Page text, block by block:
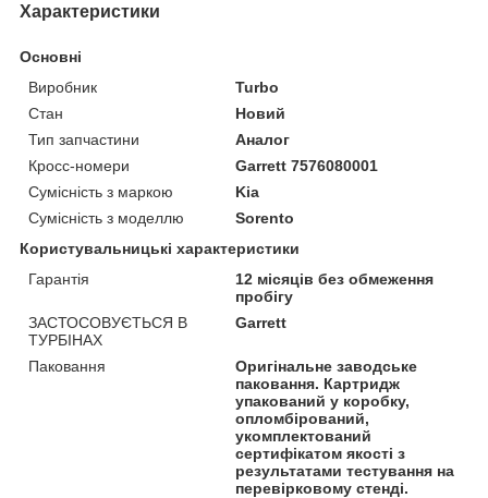
Характеристики
Основні
Виробник
Turbo
Стан
Новий
Тип запчастини
Аналог
Кросс-номери
Garrett 7576080001
Сумісність з маркою
Kia
Сумісність з моделлю
Sorento
Користувальницькі характеристики
Гарантія
12 місяців без обмеження
пробігу
ЗАСТОСОВУЄТЬСЯ В
ТУРБІНАХ
Garrett
Паковання
Оригінальне заводське
паковання. Картридж
упакований у коробку,
опломбірований,
укомплектований
сертифікатом якості з
результатами тестування на
перевірковому стенді.